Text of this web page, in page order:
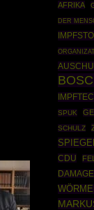
AFRIKA
DER
SPUK
SCHULZ
CDU
DAMAGE